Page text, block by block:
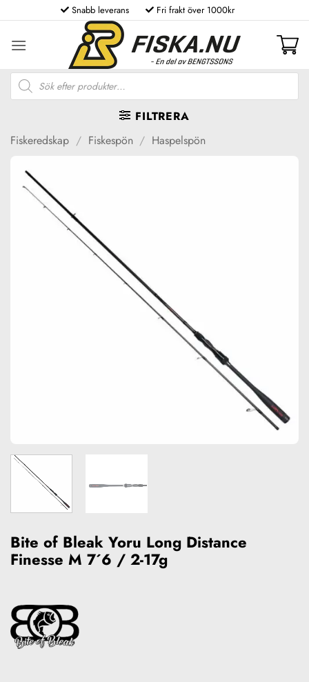
to
content
Snabb leverans Fri frakt över 1000kr
Produktsökning
FILTRERA
Fiskeredskap / Fiskespön / Haspelspön
Bite of Bleak Yoru Long Distance
Finesse M 7´6 / 2-17g